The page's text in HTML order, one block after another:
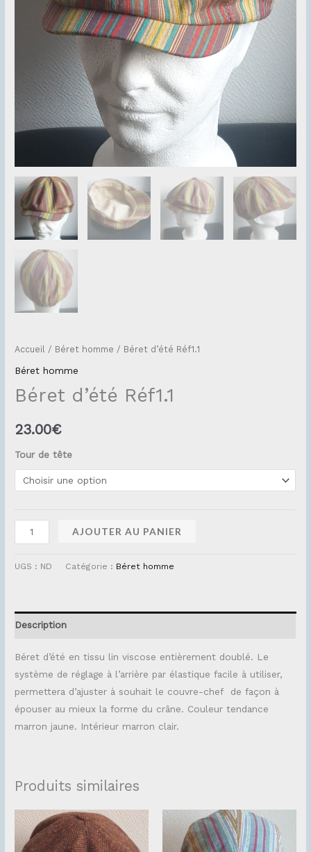
Accueil / Béret homme / Béret d’été Réf1.1
Béret homme
Béret d’été Réf1.1
23.00€
Tour de tête
AJOUTER AU PANIER
UGS : ND Catégorie : Béret homme
Description
Béret d’été en tissu lin viscose entièrement doublé. Le
système de réglage à l’arrière par élastique facile à utiliser,
permettera d’ajuster à souhait le couvre-chef de façon à
épouser au mieux la forme du crâne. Couleur tendance
marron jaune. Intérieur marron clair.
Produits similaires